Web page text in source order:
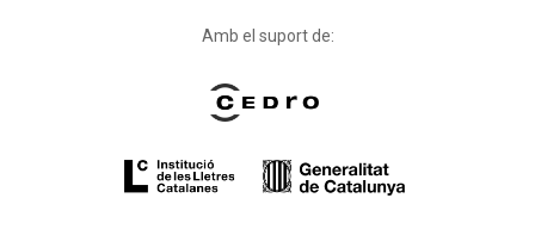
Amb el suport de: